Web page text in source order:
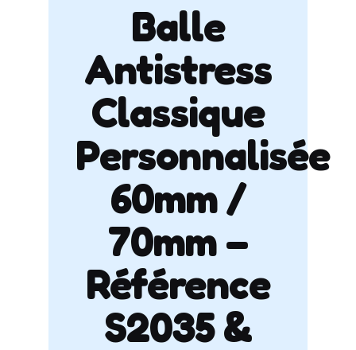
Balle
Antistress
Classique
Personnalisée
60mm /
70mm –
Référence
S2035 &